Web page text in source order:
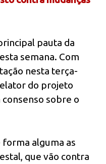
pauta da
semana. Com
nesta terça-
do projeto
consenso sobre o
alguma as
que vão contra